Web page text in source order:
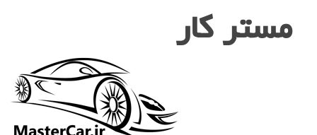
مستر كار